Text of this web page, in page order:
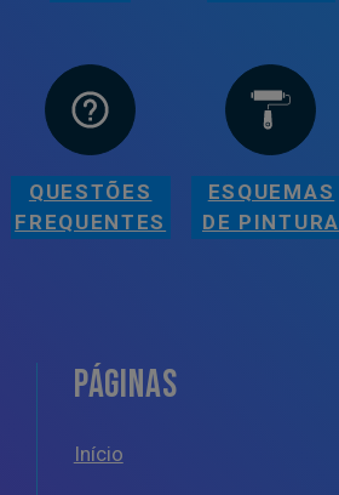
QUESTÕES
FREQUENTES
ESQUEMAS
DE PINTURA
PÁGINAS
Início